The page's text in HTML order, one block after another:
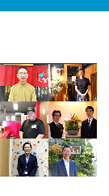
g
a
t
i
o
n